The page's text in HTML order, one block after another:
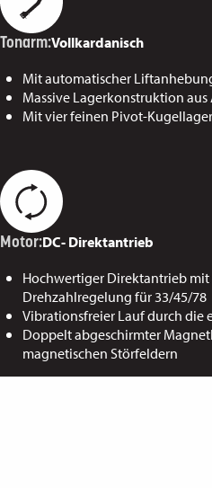
Tonarm:Vollkardanisch
Mit automatischer
Massive Lagerkonstruktion
Mit vier feinen Pivot-
Motor:DC- Direktantrieb
Hochwertiger Direktantrieb
Drehzahlregelung für 33/45/78
Vibrationsfreier Lauf durch die
Doppelt abgeschirmter
magnetischen Störfeldern